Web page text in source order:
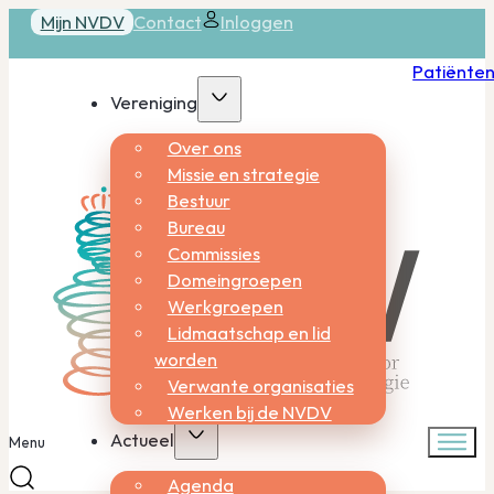
Mijn NVDV Contact Inloggen
Vereniging
Over ons
Missie en strategie
Bestuur
Bureau
Commissies
Domeingroepen
Werkgroepen
Lidmaatschap en lid
worden
Verwante organisaties
Werken bij de NVDV
Actueel
Agenda
Menu